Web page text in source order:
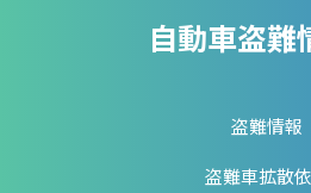
自動車盗難
盗難情報
盗難車拡散